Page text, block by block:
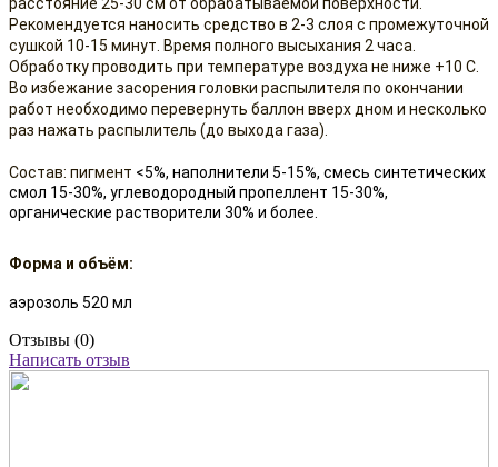
Рекомендуется наносить средство в 2-3 слоя с промежуточной
сушкой 10-15 минут. Время полного высыхания 2 часа.
Обработку проводить при температуре воздуха не ниже +10 С.
Во избежание засорения головки распылителя по окончании
работ необходимо перевернуть баллон вверх дном и несколько
раз нажать распылитель (до выхода газа).
Состав: пигмент <5%, наполнители 5-15%, смесь синтетических
смол 15-30%, углеводородный пропеллент 15-30%,
органические растворители 30% и более.
Форма и объём:
аэрозоль 520 мл
Отзывы (0)
Написать отзыв